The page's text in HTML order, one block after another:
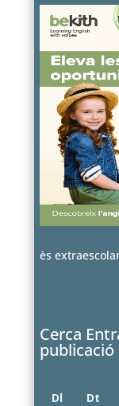
ès
Cerca
publicació
Dl Dt